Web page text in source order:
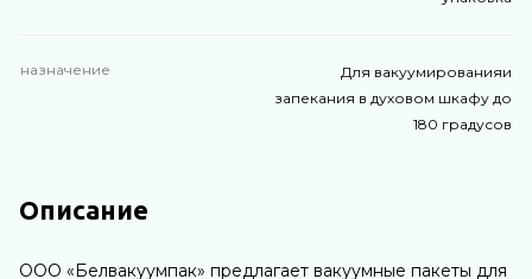
назначение
Для вакуумированияи
запекания в духовом шкафу до
180 градусов
Описание
ООО «Белвакуумпак» предлагает вакуумные пакеты для